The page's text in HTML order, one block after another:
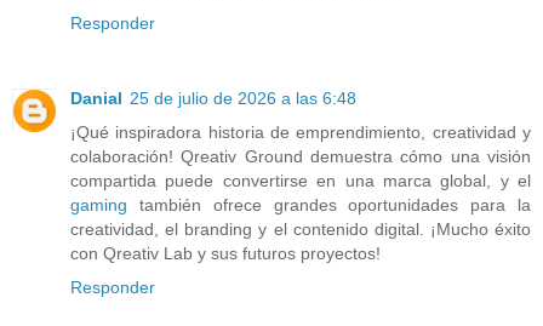
Responder
Danial 25 de julio de 2026 a las 6:48
¡Qué inspiradora historia de emprendimiento, creatividad y
colaboración! Qreativ Ground demuestra cómo una visión
compartida puede convertirse en una marca global, y el
gaming también ofrece grandes oportunidades para la
creatividad, el branding y el contenido digital. ¡Mucho éxito
con Qreativ Lab y sus futuros proyectos!
Responder